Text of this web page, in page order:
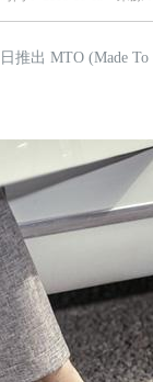
推出 MTO (Made